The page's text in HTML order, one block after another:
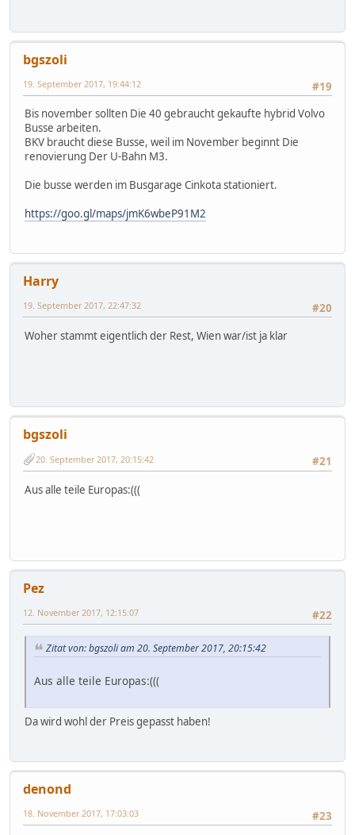
bgszoli
#19
19. September 2017, 19:44:12
Bis november sollten Die 40 gebraucht gekaufte hybrid Volvo
Busse arbeiten.
BKV braucht diese Busse, weil im November beginnt Die
renovierung Der U-Bahn M3.
Die busse werden im Busgarage Cinkota stationiert.
https://goo.gl/maps/jmK6wbeP91M2
Harry
#20
19. September 2017, 22:47:32
Woher stammt eigentlich der Rest, Wien war/ist ja klar
bgszoli
#21
20. September 2017, 20:15:42
Aus alle teile Europas:(((
Pez
#22
12. November 2017, 12:15:07
Zitat von: bgszoli am 20. September 2017, 20:15:42
Aus alle teile Europas:(((
Da wird wohl der Preis gepasst haben!
denond
#23
18. November 2017, 17:03:03